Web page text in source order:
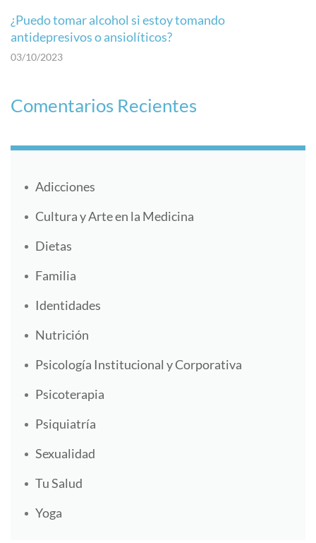
¿Puedo tomar alcohol si estoy tomando
antidepresivos o ansiolíticos?
03/10/2023
Comentarios Recientes
Adicciones
Cultura y Arte en la Medicina
Dietas
Familia
Identidades
Nutrición
Psicología Institucional y Corporativa
Psicoterapia
Psiquiatría
Sexualidad
Tu Salud
Yoga